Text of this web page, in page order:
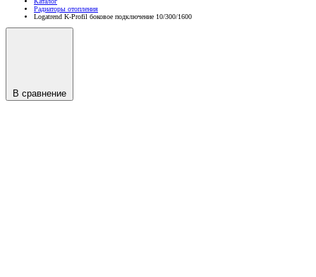
Радиаторы отопления
Logatrend K-Profil боковое подключение 10/300/1600
В сравнение